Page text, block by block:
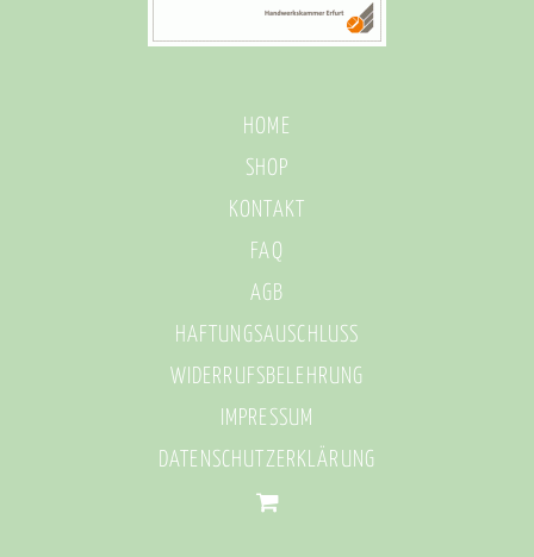
HOME
SHOP
KONTAKT
FAQ
AGB
HAFTUNGSAUSCHLUSS
WIDERRUFSBELEHRUNG
IMPRESSUM
DATENSCHUTZERKLÄRUNG